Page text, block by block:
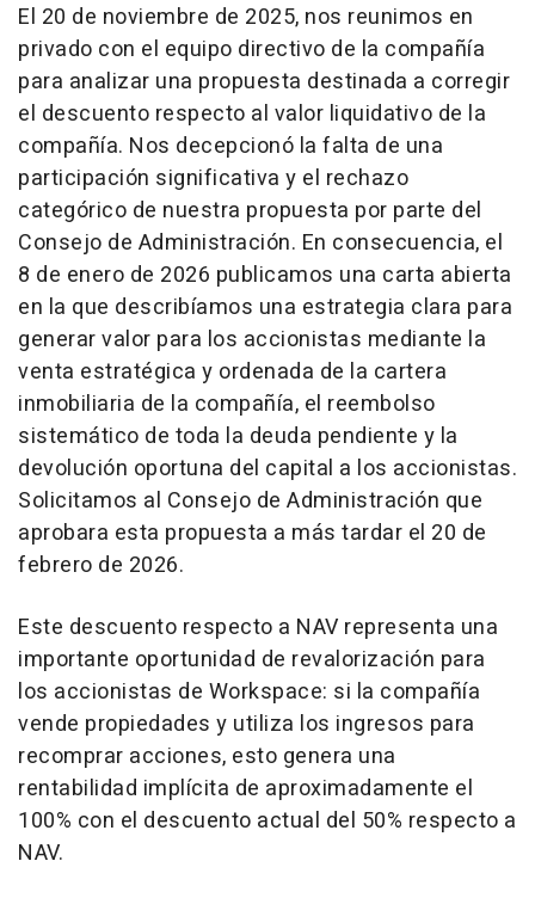
El 20 de noviembre de 2025, nos reunimos en
privado con el equipo directivo de la compañía
para analizar una propuesta destinada a corregir
el descuento respecto al valor liquidativo de la
compañía. Nos decepcionó la falta de una
participación significativa y el rechazo
categórico de nuestra propuesta por parte del
Consejo de Administración. En consecuencia, el
8 de enero de 2026 publicamos una carta abierta
en la que describíamos una estrategia clara para
generar valor para los accionistas mediante la
venta estratégica y ordenada de la cartera
inmobiliaria de la compañía, el reembolso
sistemático de toda la deuda pendiente y la
devolución oportuna del capital a los accionistas.
Solicitamos al Consejo de Administración que
aprobara esta propuesta a más tardar el 20 de
febrero de 2026.
Este descuento respecto a NAV representa una
importante oportunidad de revalorización para
los accionistas de Workspace: si la compañía
vende propiedades y utiliza los ingresos para
recomprar acciones, esto genera una
rentabilidad implícita de aproximadamente el
100% con el descuento actual del 50% respecto a
NAV.